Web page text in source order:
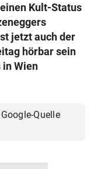
Kult-Status
jetzt auch der
hörbar sein
in Wien
Quelle